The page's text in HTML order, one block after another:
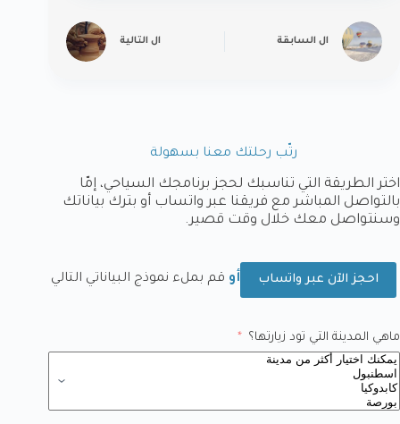
ال السابقة ال التالية
رتّب رحلتك معنا بسهولة
اختر الطريقة التي تناسبك لحجز برنامجك السياحي، إمّا
بالتواصل المباشر مع فريقنا عبر واتساب أو بترك بياناتك
وسنتواصل معك خلال وقت قصير.
احجز الآن عبر واتساب أو قم بملء نموذج البياناتي التالي
ماهي المدينة التي تود زيارتها؟